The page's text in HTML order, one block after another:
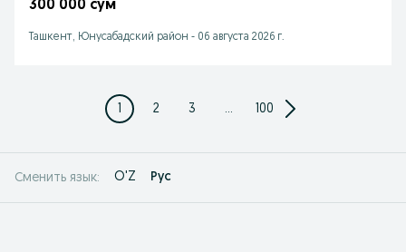
300 000 сум
Ташкент, Юнусабадский район - 06 августа 2026 г.
1 2 3 ... 100
Сменить язык: O'Z Рус